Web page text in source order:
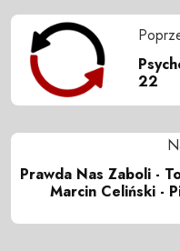
22
Prawda Nas Zaboli -
Marcin Celiński -